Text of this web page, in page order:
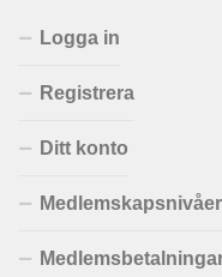
Logga in
Registrera
Ditt konto
Medlemskapsnivåer